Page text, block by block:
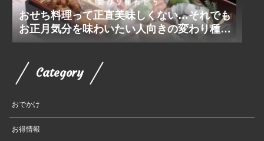
おせち料理って正直美味しくない…それでも
お正月気分を味わいたい人向きの変わり種お
せち
Category
おでかけ
お得情報